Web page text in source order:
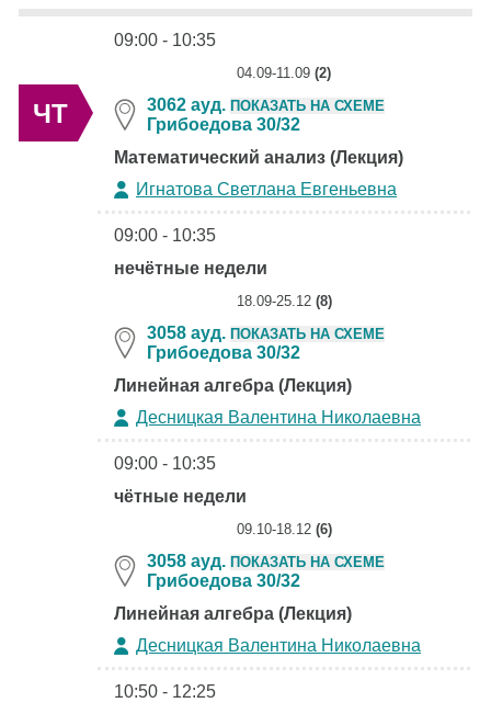
ЧТ
09:00 - 10:35
04.09-11.09 (2)
3062 ауд. ПОКАЗАТЬ НА СХЕМЕ
Грибоедова 30/32
Математический анализ (Лекция)
Игнатова Светлана Евгеньевна
09:00 - 10:35
нечётные недели
18.09-25.12 (8)
3058 ауд. ПОКАЗАТЬ НА СХЕМЕ
Грибоедова 30/32
Линейная алгебра (Лекция)
Десницкая Валентина Николаевна
09:00 - 10:35
чётные недели
09.10-18.12 (6)
3058 ауд. ПОКАЗАТЬ НА СХЕМЕ
Грибоедова 30/32
Линейная алгебра (Лекция)
Десницкая Валентина Николаевна
10:50 - 12:25